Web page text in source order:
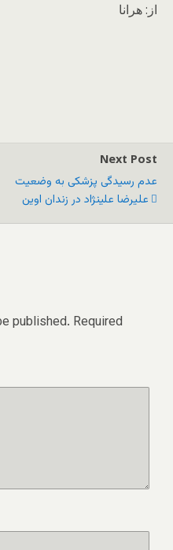
از: هرانا
Next Post
عدم رسیدگی پزشکی به وضعیت
علیرضا علینژاد در زندان اوین
published. Required